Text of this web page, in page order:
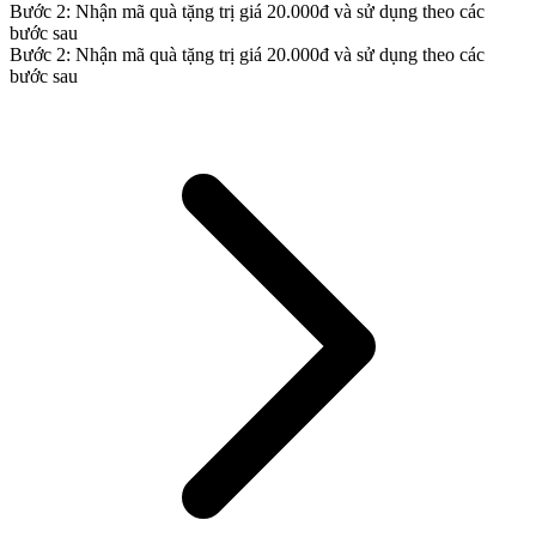
Bước 2: Nhận mã quà tặng trị giá 20.000đ và sử dụng theo các
bước sau
Bước 2: Nhận mã quà tặng trị giá 20.000đ và sử dụng theo các
bước sau